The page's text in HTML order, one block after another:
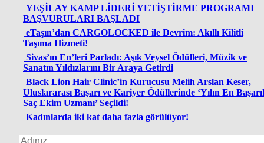
YEŞİLAY KAMP LİDERİ YETİŞTİRME PROGRAMI
BAŞVURULARI BAŞLADI
eTaşın’dan CARGOLOCKED ile Devrim: Akıllı Kilitli
Taşıma Hizmeti!
Sivas’ın En’leri Parladı: Aşık Veysel Ödülleri, Müzik ve
Sanatın Yıldızlarını Bir Araya Getirdi
Black Lion Hair Clinic’in Kurucusu Melih Arslan Keser,
Uluslararası Başarı ve Kariyer Ödüllerinde ‘Yılın En
Saç Ekim Uzmanı’ Seçildi!
Kadınlarda iki kat daha fazla görülüyor!